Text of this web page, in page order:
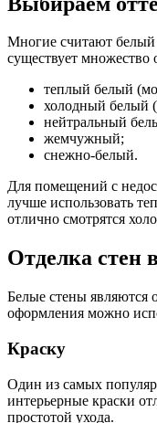
Многие считают белый
существует множество
теплый белый
холодный белый
нейтральный
жемчужный;
снежно-белый.
Для помещений с
лучше использовать
отлично смотрятся
Отделка стен
Белые стены являются
оформления можно
Краску
Один из самых
интерьерные краски
простотой ухода.